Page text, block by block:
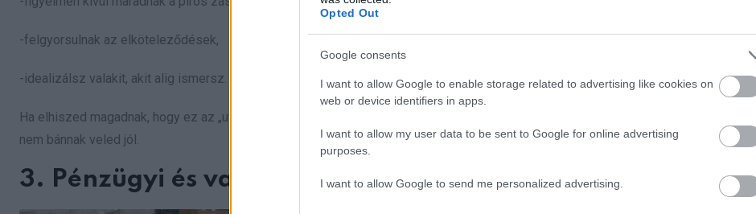
Opted Out
Google consents
I want to allow Google to enable storage related to advertising like cookies on
web or device identifiers in apps.
I want to allow my user data to be sent to Google for online advertising
purposes.
I want to allow Google to send me personalized advertising.
-felgyorsulnak az elköteleződések,
-idealizálsz valakit, akit alig ismersz.
Ha elhiszed magadnak, hogy ez az „utolsó lehetőség”, sok mindent lenyelsz, amit nem kellene, és olyan kapcsolatban maradsz, ahol
nem bánnak veled jól.
3. Pénzügyi és vagyoni kockázatok